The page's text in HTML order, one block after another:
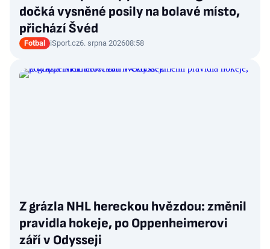
dočká vysněné posily na bolavé místo,
přichází Švéd
Fotbal iSport.cz6. srpna 202608:58
Z grázla NHL hereckou hvězdou: změnil
pravidla hokeje, po Oppenheimerovi
září v Odysseji